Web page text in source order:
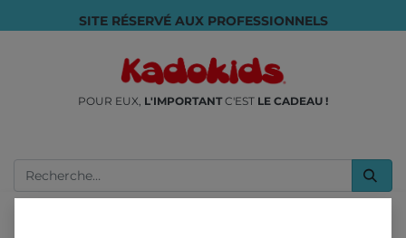
SITE RÉSERVÉ AUX PROFESSIONNELS
POUR EUX, L'IMPORTANTC'EST LE CADEAU !